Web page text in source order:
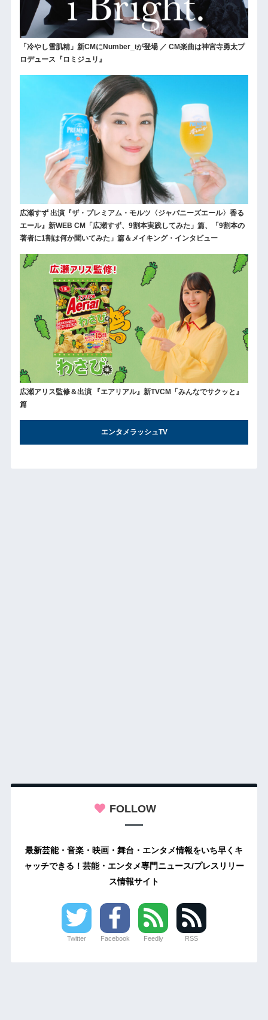
「冷やし雪肌精」新CMにNumber_iが登場 ／ CM楽曲は神宮寺勇太プ
ロデュース『ロミジュリ』
広瀬すず 出演『ザ・プレミアム・モルツ〈ジャパニーズエール〉香る
エール』新WEB CM「広瀬すず、9割本実践してみた」篇、「9割本の
著者に1割は何か聞いてみた」篇＆メイキング・インタビュー
広瀬アリス監修＆出演 『エアリアル』新TVCM「みんなでサクッと』
篇
エンタメラッシュTV
FOLLOW
最新芸能・音楽・映画・舞台・エンタメ情報をいち早くキ
ャッチできる！芸能・エンタメ専門ニュース/プレスリリー
ス情報サイト
Twitter Facebook Feedly RSS